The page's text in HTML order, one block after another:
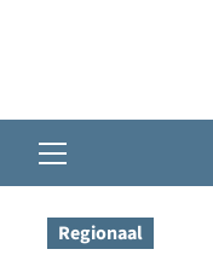
menu
Regionaal